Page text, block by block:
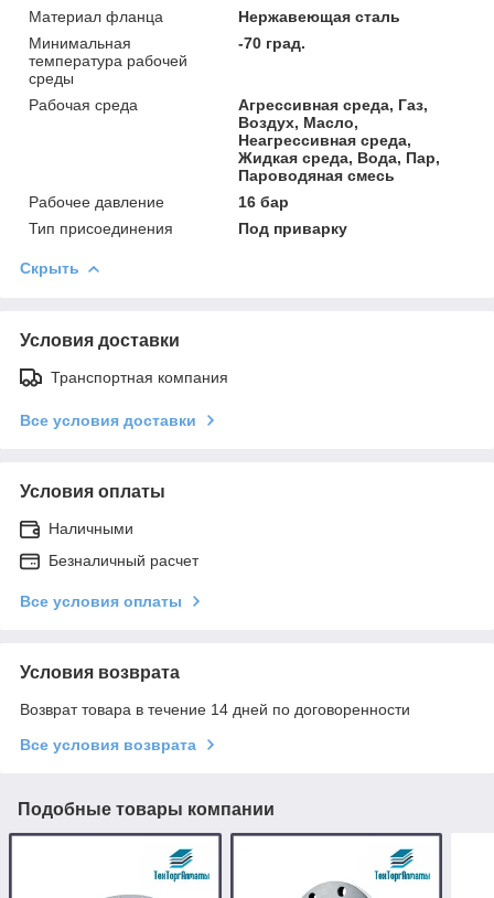
Материал фланца
Нержавеющая сталь
Минимальная
температура рабочей
среды
-70 град.
Рабочая среда
Агрессивная среда, Газ,
Воздух, Масло,
Неагрессивная среда,
Жидкая среда, Вода, Пар,
Пароводяная смесь
Рабочее давление
16 бар
Тип присоединения
Под приварку
Скрыть
Условия доставки
Транспортная компания
Все условия доставки
Условия оплаты
Наличными
Безналичный расчет
Все условия оплаты
Условия возврата
Возврат товара в течение 14 дней по договоренности
Все условия возврата
Подобные товары компании